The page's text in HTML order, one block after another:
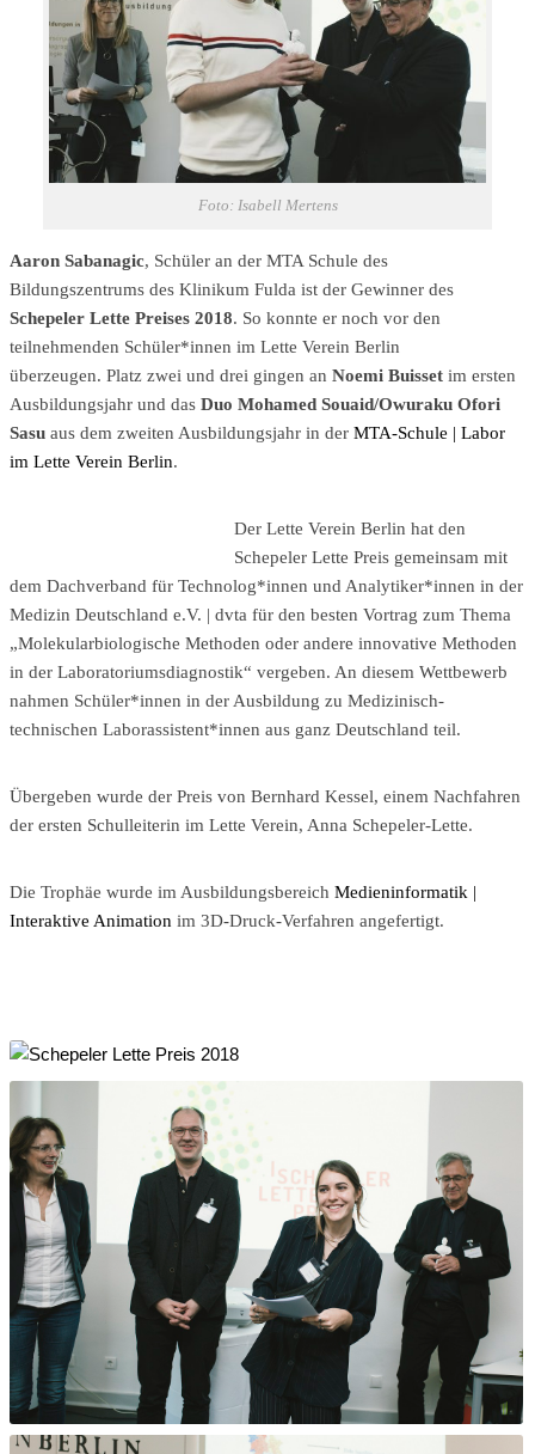
Foto: Isabell Mertens
Aaron Sabanagic, Schüler an der MTA Schule des
Bildungszentrums des Klinikum Fulda ist der Gewinner des
Schepeler Lette Preises 2018. So konnte er noch vor den
teilnehmenden Schüler*innen im Lette Verein Berlin
überzeugen. Platz zwei und drei gingen an Noemi Buisset im ersten
Ausbildungsjahr und das Duo Mohamed Souaid/Owuraku Ofori
Sasu aus dem zweiten Ausbildungsjahr in der MTA-Schule | Labor
im Lette Verein Berlin.
Der Lette Verein Berlin hat den
Schepeler Lette Preis gemeinsam mit
dem Dachverband für Technolog*innen und Analytiker*innen in der
Medizin Deutschland e.V. | dvta für den besten Vortrag zum Thema
„Molekularbiologische Methoden oder andere innovative Methoden
in der Laboratoriumsdiagnostik“ vergeben. An diesem Wettbewerb
nahmen Schüler*innen in der Ausbildung zu Medizinisch-
technischen Laborassistent*innen aus ganz Deutschland teil.
Übergeben wurde der Preis von Bernhard Kessel, einem Nachfahren
der ersten Schulleiterin im Lette Verein, Anna Schepeler-Lette.
Die Trophäe wurde im Ausbildungsbereich Medieninformatik |
Interaktive Animation im 3D-Druck-Verfahren angefertigt.